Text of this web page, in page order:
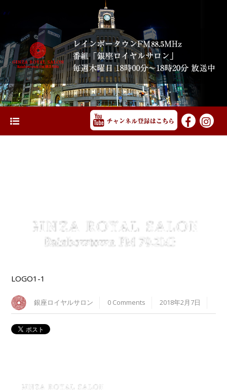
LOGO1-1
銀座ロイヤルサロン 0 Comments 2018年2月7日